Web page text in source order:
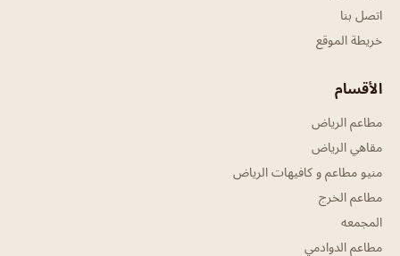
اتصل بنا
خريطة الموقع
الأقسام
مطاعم الرياض
مقاهي الرياض
منيو مطاعم و كافيهات الرياض
مطاعم الخرج
المجمعه
مطاعم الدوادمي